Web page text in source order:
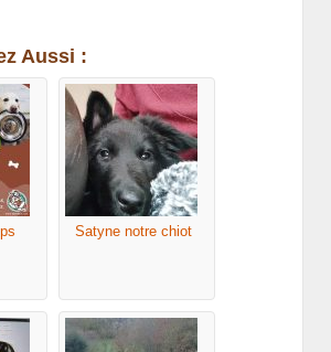
Aussi :
Satyne notre chiot